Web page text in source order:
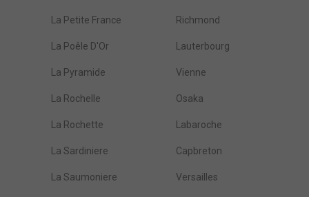
La Petite France Richmond
La Poêle D'Or Lauterbourg
La Pyramide Vienne
La Rochelle Osaka
La Rochette Labaroche
La Sardiniere Capbreton
La Saumoniere Versailles